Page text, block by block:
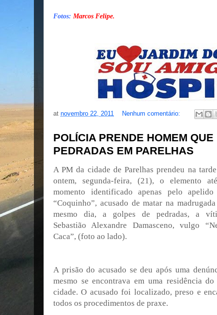
Fotos: Marcos Felipe.
at novembro 22, 2011 Nenhum comentário:
POLÍCIA PRENDE HOMEM QUE
PEDRADAS EM PARELHAS
A PM da cidade de Parelhas prendeu na
ontem, segunda-feira, (21), o elemento
momento identificado apenas pelo
“Coquinho”, acusado de matar na
mesmo dia, a golpes de pedradas, a
Sebastião Alexandre Damasceno, vulgo
Caca”, (foto ao lado).
A prisão do acusado se deu após uma
mesmo se encontrava em uma residência
cidade. O acusado foi localizado, preso e
todos os procedimentos de praxe.